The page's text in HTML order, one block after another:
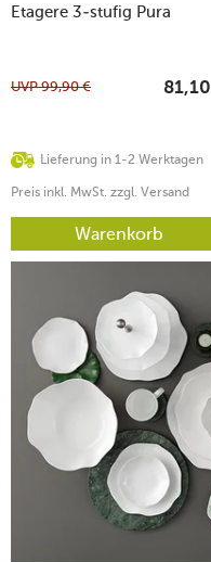
Etagere 3-stufig Pura
Lieferung in 1-2 Werktagen
UVP99,90 € 81,10
Preis inkl. MwSt. zzgl. Versand
Warenkorb